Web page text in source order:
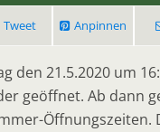
Tweet Anpinnen
den 21.5.2020 um
geöffnet. Ab dann
Öffnungszeiten.